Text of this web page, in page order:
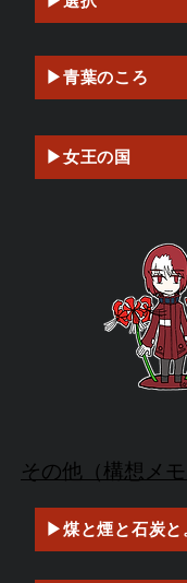
▶青葉のころ
▶女王の国
その他（構想メモ
▶煤と煙と石炭と